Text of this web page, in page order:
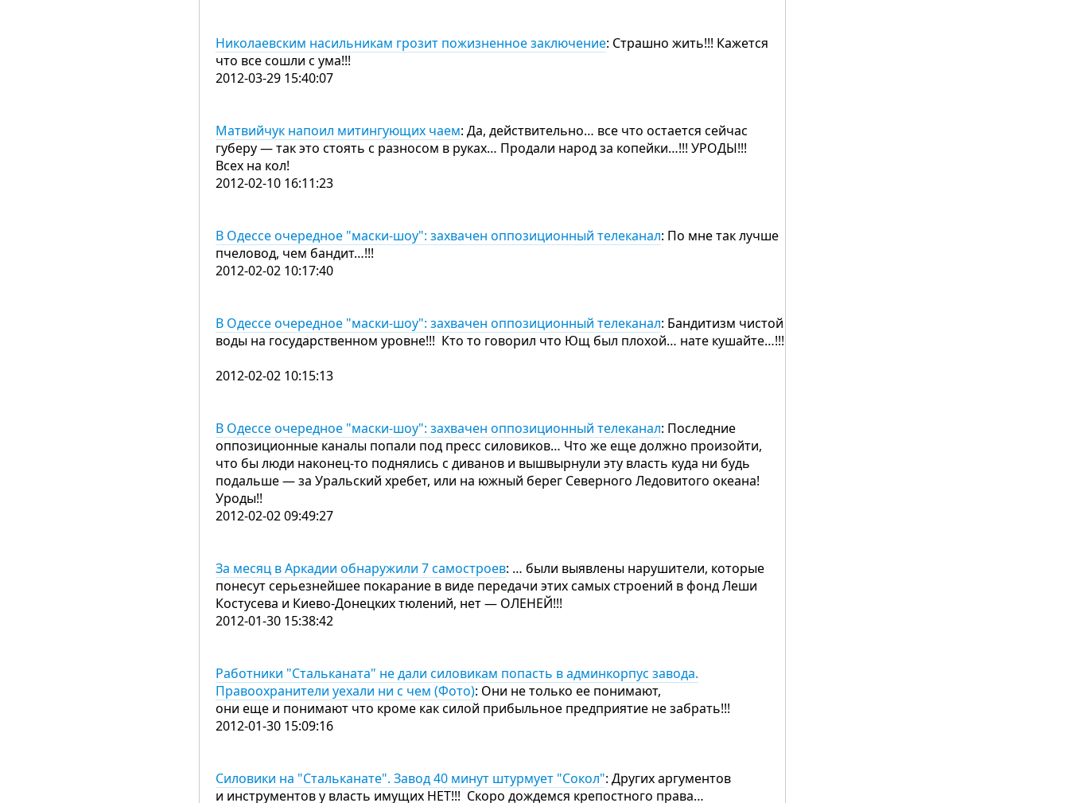
Николаевским насильникам грозит пожизненное заключение: Страшно жить!!! Кажется
что все сошли с ума!!!
2012-03-29 15:40:07
Матвийчук напоил митингующих чаем: Да, действительно… все что остается сейчас
губеру — так это стоять с разносом в руках… Продали народ за копейки…!!! УРОДЫ!!!
Всех на кол!
2012-02-10 16:11:23
В Одессе очередное "маски-шоу": захвачен оппозиционный телеканал: По мне так лучше
пчеловод, чем бандит…!!!
2012-02-02 10:17:40
В Одессе очередное "маски-шоу": захвачен оппозиционный телеканал: Бандитизм чистой
воды на государственном уровне!!! Кто то говорил что Ющ был плохой… нате кушайте…!!!
2012-02-02 10:15:13
В Одессе очередное "маски-шоу": захвачен оппозиционный телеканал: Последние
оппозиционные каналы попали под пресс силовиков… Что же еще должно произойти,
что бы люди наконец-то поднялись с диванов и вышвырнули эту власть куда ни будь
подальше — за Уральский хребет, или на южный берег Северного Ледовитого океана!
Уроды!!
2012-02-02 09:49:27
За месяц в Аркадии обнаружили 7 самостроев: … были выявлены нарушители, которые
понесут серьезнейшее покарание в виде передачи этих самых строений в фонд Леши
Костусева и Киево-Донецких тюлений, нет — ОЛЕНЕЙ!!!
2012-01-30 15:38:42
Работники "Стальканата" не дали силовикам попасть в админкорпус завода.
Правоохранители уехали ни с чем (Фото): Они не только ее понимают,
они еще и понимают что кроме как силой прибыльное предприятие не забрать!!!
2012-01-30 15:09:16
Силовики на "Стальканате". Завод 40 минут штурмует "Сокол": Других аргументов
и инструментов у власть имущих НЕТ!!! Скоро дождемся крепостного права…